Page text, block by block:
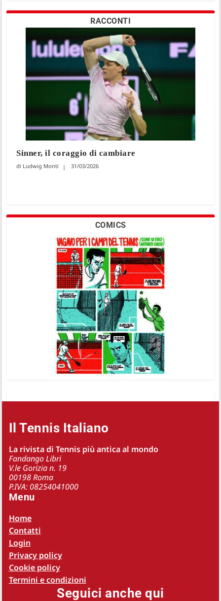
RACCONTI
Sinner, il coraggio di cambiare
Ludwig Monti 31/03/2026
COMICS
Il Tennis Italiano
La rivista di Tennis più antica al mondo
Fandango Libri
V.le Gorizia n. 19
00198 Roma
P.IVA: 08254041000
Menu
Home
Contatti
Login
Privacy policy
Cookie policy
Termini e condizioni
Seguici anche qui